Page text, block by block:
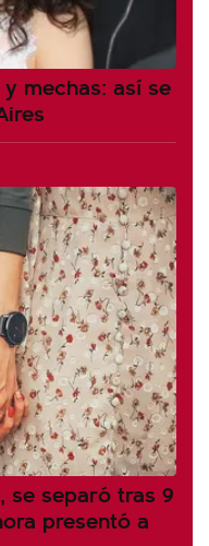
mechas: así se
se separó tras 9
presentó a